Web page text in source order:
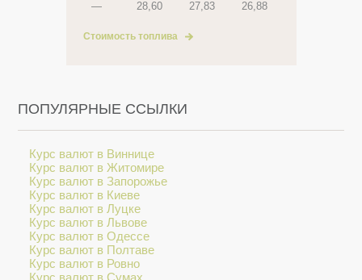
— 28,60 27,83 26,88
Стоимость топлива
ПОПУЛЯРНЫЕ ССЫЛКИ
Курс валют в Виннице
Курс валют в Житомире
Курс валют в Запорожье
Курс валют в Киеве
Курс валют в Луцке
Курс валют в Львове
Курс валют в Одессе
Курс валют в Полтаве
Курс валют в Ровно
Курс валют в Сумах